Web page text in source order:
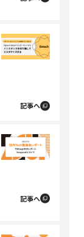
記事へ
記事へ